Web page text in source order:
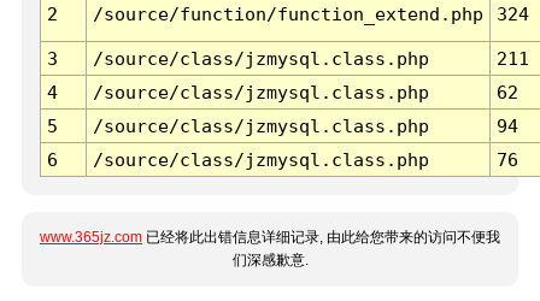
2 /source/function/function_extend.php 324
3 /source/class/jzmysql.class.php
211
4
/source/class/jzmysql.class.php
62
5
/source/class/jzmysql.class.php
94
6
/source/class/jzmysql.class.php 76
www.365jz.com 已经将此出错信息详细记录, 由此给您带来的访问不便我
们深感歉意.